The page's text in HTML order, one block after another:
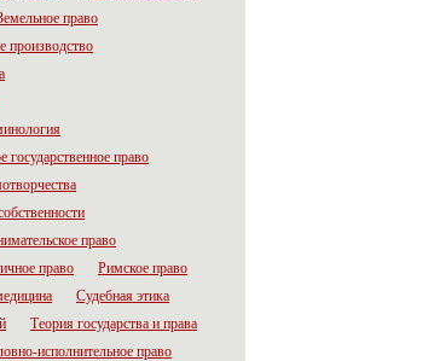
право
производство
государственное право
право
право
Римское право
Судебная этика
Теория государства и права
исполнительное право